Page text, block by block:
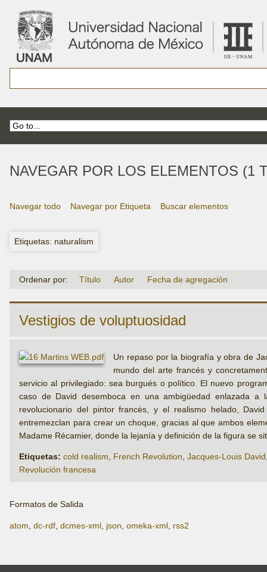
NAVEGAR POR LOS ELEMENTOS (1
Navegar todo Navegar por Etiqueta Buscar elementos
Etiquetas: naturalism
Ordenar por: Título Autor Fecha de agregación
Vestigios de voluptuosidad
Un repaso por la biografía y obra de
mundo del arte francés y
servicio al privilegiado: sea burgués o político. El nuevo
caso de David desemboca en una ambigüedad enlazada a
revolucionario del pintor francés, y el realismo helado,
entremezclan para crear un choque, gracias al que ambos
Madame Récamier, donde la lejanía y definición de la figura se
Etiquetas: cold realism French Revolution Jacques-Louis David
Revolución francesa
Formatos de Salida
atom, dc-rdf, dcmes-xml, json, omeka-xml, rss2